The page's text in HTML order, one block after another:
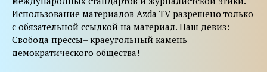
Использование материалов Azda TV разрешено только
с обязательной ссылкой на материал. Наш девиз:
Свобода прессы– краеугольный камень
демократического общества!